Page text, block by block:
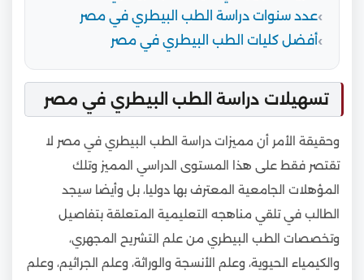
عدد سنوات دراسة الطب البيطري في مصر
أفضل كليات الطب البيطري في مصر
تسهيلات دراسة الطب البيطري في مصر
وحقيقة الأمر أن مميزات دراسة الطب البيطري في مصر لا
تقتصر فقط على هذا المستوى الدراسي المميز وتلك
المؤهلات الجامعية المعترف بها دوليا، بل وأيضا سيجد
الطالب في تلقي مناهجه التعليمية المتعلقة بتفاصيل
وتخصصات الطب البيطري من علم التشريح المجهري،
والكيمياء الحيوية، وعلم الأنسجة والوراثة، وعلم الجراثيم، وعلم